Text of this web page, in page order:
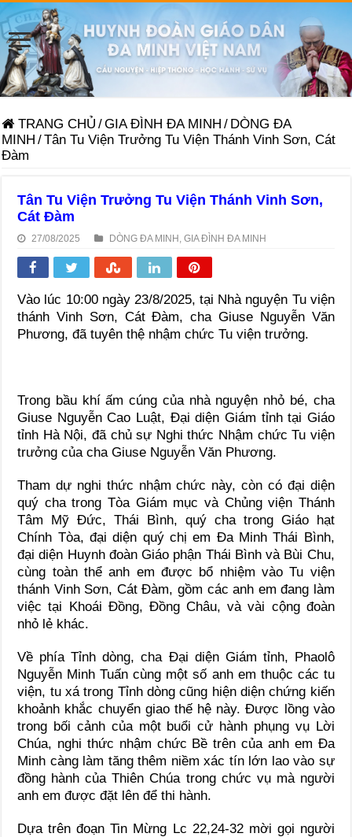
TRANG CHỦ /GIA ĐÌNH ĐA MINH / DÒNG ĐA
MINH /Tân Tu Viện Trưởng Tu Viện Thánh Vinh Sơn, Cát
Đàm
Tân Tu Viện Trưởng Tu Viện Thánh Vinh Sơn,
Cát Đàm
27/08/2025 DÒNG ĐA MINH ,GIA ĐÌNH ĐA MINH
Vào lúc 10:00 ngày 23/8/2025, tại Nhà nguyện Tu viện
thánh Vinh Sơn, Cát Đàm, cha Giuse Nguyễn Văn
Phương, đã tuyên thệ nhậm chức Tu viện trưởng.
Trong bầu khí ấm cúng của nhà nguyện nhỏ bé, cha
Giuse Nguyễn Cao Luật, Đại diện Giám tỉnh tại Giáo
tỉnh Hà Nội, đã chủ sự Nghi thức Nhậm chức Tu viện
trưởng của cha Giuse Nguyễn Văn Phương.
Tham dự nghi thức nhậm chức này, còn có đại diện
quý cha trong Tòa Giám mục và Chủng viện Thánh
Tâm Mỹ Đức, Thái Bình, quý cha trong Giáo hạt
Chính Tòa, đại diện quý chị em Đa Minh Thái Bình,
đại diện Huynh đoàn Giáo phận Thái Bình và Bùi Chu,
cùng toàn thể anh em được bổ nhiệm vào Tu viện
thánh Vinh Sơn, Cát Đàm, gồm các anh em đang làm
việc tại Khoái Đồng, Đồng Châu, và vài cộng đoàn
nhỏ lẻ khác.
Về phía Tỉnh dòng, cha Đại diện Giám tỉnh, Phaolô
Nguyễn Minh Tuấn cùng một số anh em thuộc các tu
viện, tu xá trong Tỉnh dòng cũng hiện diện chứng kiến
khoảnh khắc chuyển giao thế hệ này. Được lồng vào
trong bối cảnh của một buổi cử hành phụng vụ Lời
Chúa, nghi thức nhậm chức Bề trên của anh em Đa
Minh càng làm tăng thêm niềm xác tín lớn lao vào sự
đồng hành của Thiên Chúa trong chức vụ mà người
anh em được đặt lên để thi hành.
Dựa trên đoạn Tin Mừng Lc 22,24-32 mời gọi người